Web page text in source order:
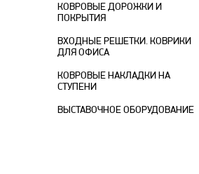
КОВРОВЫЕ ДОРОЖКИ И
ПОКРЫТИЯ
ВХОДНЫЕ РЕШЕТКИ. КОВРИКИ
ДЛЯ ОФИСА
КОВРОВЫЕ НАКЛАДКИ НА
СТУПЕНИ
ВЫСТАВОЧНОЕ ОБОРУДОВАНИЕ